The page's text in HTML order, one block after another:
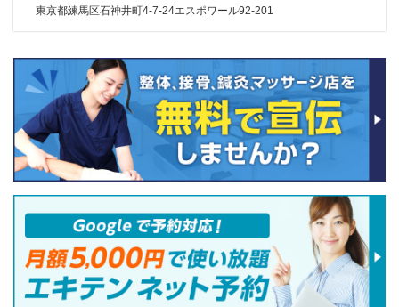
東京都練馬区石神井町4-7-24エスポワール92-201